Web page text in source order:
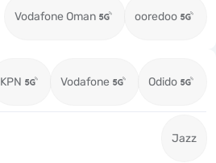
Vodafone Oman ooredoo
KPN Vodafone Odido
Jazz